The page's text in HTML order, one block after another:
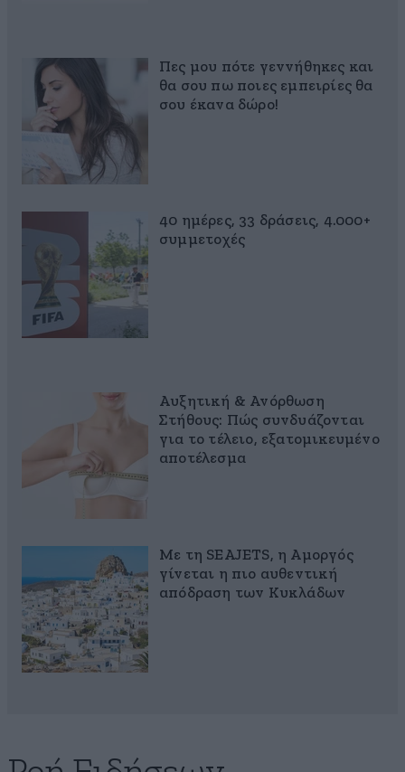
Πες μου πότε γεννήθηκες και
θα σου πω ποιες εμπειρίες θα
σου έκανα δώρο!
40 ημέρες, 33 δράσεις, 4.000+
συμμετοχές
Αυξητική & Ανόρθωση
Στήθους: Πώς συνδυάζονται
για το τέλειο, εξατομικευμένο
αποτέλεσμα
Με τη SEAJETS, η Αμοργός
γίνεται η πιο αυθεντική
απόδραση των Κυκλάδων